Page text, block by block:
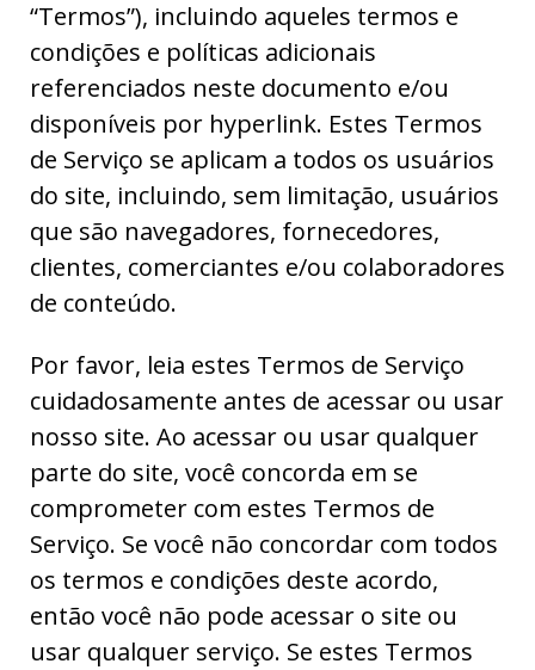
“Termos”), incluindo aqueles termos e
condições e políticas adicionais
referenciados neste documento e/ou
disponíveis por hyperlink. Estes Termos
de Serviço se aplicam a todos os usuários
do site, incluindo, sem limitação, usuários
que são navegadores, fornecedores,
clientes, comerciantes e/ou colaboradores
de conteúdo.
Por favor, leia estes Termos de Serviço
cuidadosamente antes de acessar ou usar
nosso site. Ao acessar ou usar qualquer
parte do site, você concorda em se
comprometer com estes Termos de
Serviço. Se você não concordar com todos
os termos e condições deste acordo,
então você não pode acessar o site ou
usar qualquer serviço. Se estes Termos